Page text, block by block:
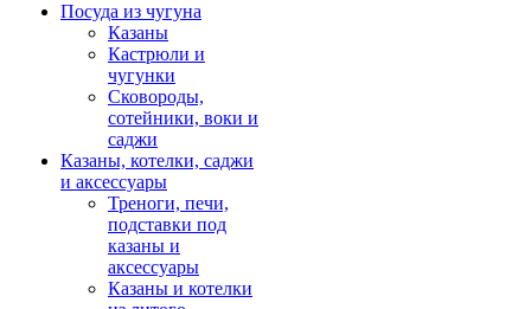
Посуда из чугуна
Казаны
Кастрюли и
чугунки
Сковороды,
сотейники, воки и
саджи
Казаны, котелки, саджи
и аксессуары
Треноги, печи,
подставки под
казаны и
аксессуары
Казаны и котелки